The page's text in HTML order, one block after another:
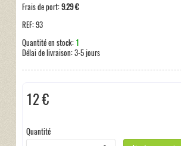
Frais de port:9.29 €
REF:93
Quantité en stock: 1
Délai de livraison:3-5 jours
12 €
Quantité